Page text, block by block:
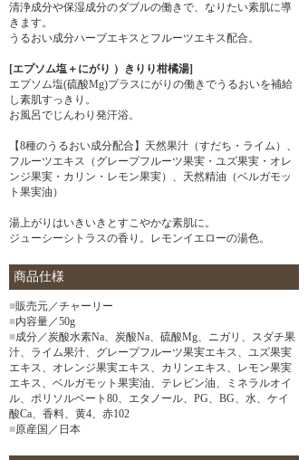
清浄成分や保湿成分のダブルの働きで、なりたい素肌に導
きます。
うるおい成分ハーブエキスとフルーツエキス配合。
[エプソム塩＋にがり ）きりり柑橘湯]
エプソム塩(硫酸Mg)プラスにがりの働きでうるおいを補給
し素肌すっきり。
お風呂でじんわり発汗浴。
【8種のうるおい成分配合】天然果汁（すだち・ライム）、
フルーツエキス（グレープフルーツ果実・ユズ果実・オレ
ンジ果実・カリン・レモン果実）、天然精油（ベルガモッ
ト果実油）
湯上がりはいきいきとすこやかな素肌に。
ジューシーシトラスの香り。レモンイエローの湯色。
商品仕様
■販売元／チャーリー
■内容量／50g
■成分／炭酸水素Na、炭酸Na、硫酸Mg、ニガリ、スダチ果
汁、ライム果汁、グレープフルーツ果実エキス、ユズ果実
エキス、オレンジ果実エキス、カリンエキス、レモン果実
エキス、ベルガモット果実油、テレビン油、ミネラルオイ
ル、ポリソルベート80、エタノール、PG、BG、水、ケイ
酸Ca、香料、黄4、赤102
■原産国／日本